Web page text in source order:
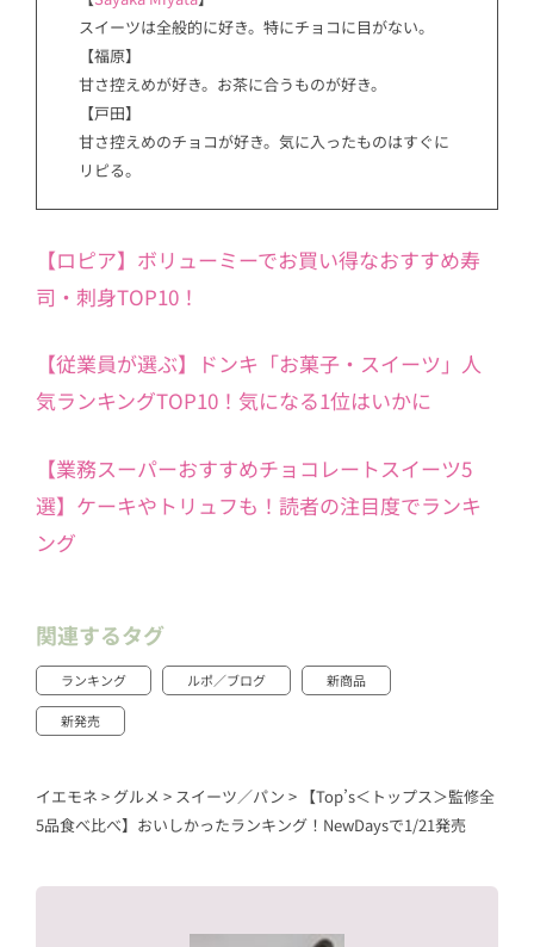
スイーツは全般的に好き。特にチョコに目がない。
【福原】
甘さ控えめが好き。お茶に合うものが好き。
【戸田】
甘さ控えめのチョコが好き。気に入ったものはすぐに
リピる。
【ロピア】ボリューミーでお買い得なおすすめ寿
司・刺身TOP10！
【従業員が選ぶ】ドンキ「お菓子・スイーツ」人
気ランキングTOP10！気になる1位はいかに
【業務スーパーおすすめチョコレートスイーツ5
選】ケーキやトリュフも！読者の注目度でランキ
ング
関連するタグ
ランキング ルポ／ブログ 新商品
新発売
イエモネ > グルメ > スイーツ／パン > 【Top’s＜トップス＞監修全
5品食べ比べ】おいしかったランキング！NewDaysで1/21発売